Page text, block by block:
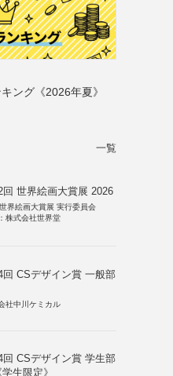
ング《2026年夏》
一覧
回 世界絵画大賞展 2026
世界絵画大賞展 実行委員会
株式会社世界堂
回 CSデザイン賞 一般部
社中川ケミカル
回 CSデザイン賞 学生部
生限定》